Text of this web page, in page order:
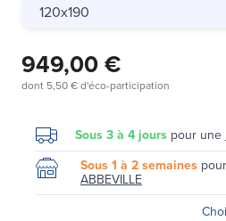
120x190
949,00 €
dont 5,50 €d'éco-participation
Sous 3 à 4 jours pour une
Sous 1 à 2 semaines
ABBEVILLE